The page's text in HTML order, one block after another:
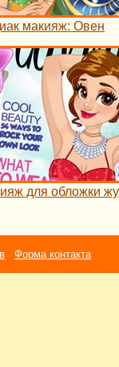
макияж: Овен
для обложки
Форма контакта